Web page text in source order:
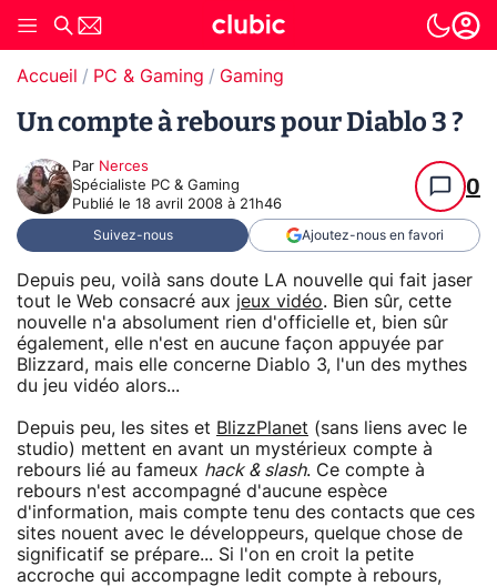
Accueil PC & Gaming Gaming
Un compte à rebours pour Diablo 3 ?
Par Nerces
Spécialiste PC & Gaming
Publié le 18 avril 2008 à 21h46
0
Suivez-nous Ajoutez-nous en favori
Depuis peu, voilà sans doute LA nouvelle qui fait jaser
tout le Web consacré aux jeux vidéo. Bien sûr, cette
nouvelle n'a absolument rien d'officielle et, bien sûr
également, elle n'est en aucune façon appuyée par
Blizzard, mais elle concerne Diablo 3, l'un des mythes
du jeu vidéo alors...
Depuis peu, les sites et BlizzPlanet (sans liens avec le
studio) mettent en avant un mystérieux compte à
rebours lié au fameux hack & slash. Ce compte à
rebours n'est accompagné d'aucune espèce
d'information, mais compte tenu des contacts que ces
sites nouent avec le développeurs, quelque chose de
significatif se prépare... Si l'on en croit la petite
accroche qui accompagne ledit compte à rebours,